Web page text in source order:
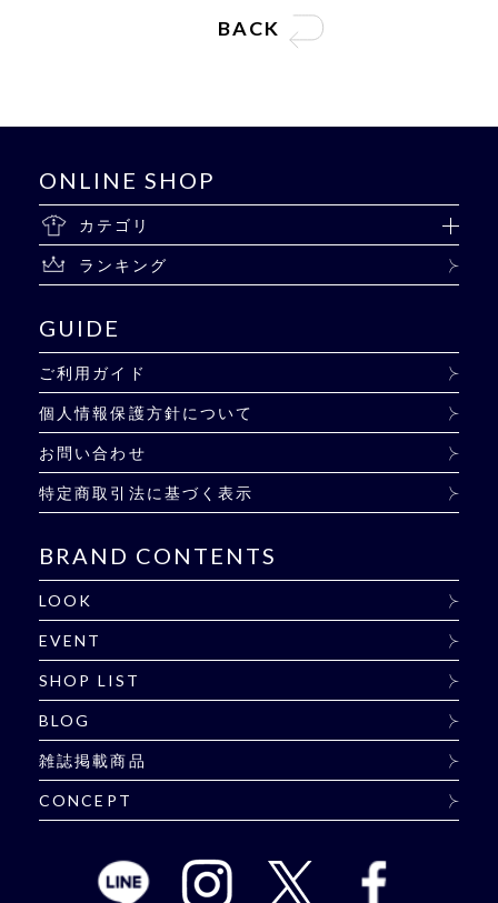
BACK
ONLINE SHOP
カテゴリ
ランキング
GUIDE
ご利用ガイド
個人情報保護方針について
お問い合わせ
特定商取引法に基づく表示
BRAND CONTENTS
LOOK
EVENT
SHOP LIST
BLOG
雑誌掲載商品
CONCEPT